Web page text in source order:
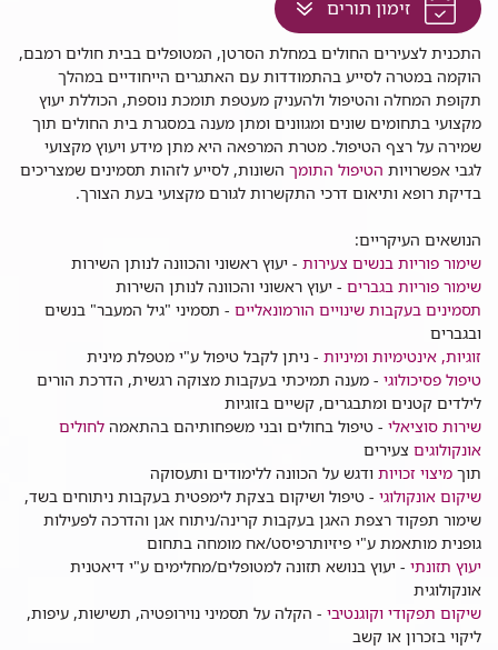
זימון תורים
למעבר
לתוכן
זה
בדף
מרפאת
צעירים
התכנית לצעירים החולים במחלת הסרטן, המטופלים בבית חולים רמבם,
הוקמה במטרה לסייע בהתמודדות עם האתגרים הייחודיים במהלך
תקופת המחלה והטיפול ולהעניק מעטפת תומכת נוספת, הכוללת יעוץ
מקצועי בתחומים שונים ומגוונים ומתן מענה במסגרת בית החולים תוך
שמירה על רצף הטיפול. מטרת המרפאה היא מתן מידע ויעוץ מקצועי
לגבי אפשרויות הטיפול התומך השונות, לסייע לזהות תסמינים שמצריכים
בדיקת רופא ותיאום דרכי התקשרות לגורם מקצועי בעת הצורך.
הנושאים העיקריים:
שימור פוריות בנשים צעירות - יעוץ ראשוני והכוונה לנותן השירות
שימור פוריות בגברים - יעוץ ראשוני והכוונה לנותן השירות
תסמינים בעקבות שינויים הורמונאליים - תסמיני "גיל המעבר" בנשים
ובגברים
זוגיות, אינטימיות ומיניות - ניתן לקבל טיפול ע"י מטפלת מינית
טיפול פסיכולוגי - מענה תמיכתי בעקבות מצוקה רגשית, הדרכת הורים
לילדים קטנים ומתבגרים, קשיים בזוגיות
שירות סוציאלי - טיפול בחולים ובני משפחותיהם בהתאמה לחולים
אונקולוגים צעירים
תוך מיצוי זכויות ודגש על הכוונה ללימודים ותעסוקה
שיקום אונקולוגי - טיפול ושיקום בצקת לימפטית בעקבות ניתוחים בשד,
שימור תפקוד רצפת האגן בעקבות קרינה/ניתוח אגן והדרכה לפעילות
גופנית מותאמת ע"י פיזיותרפיסט/אח מומחה בתחום
יעוץ תזונתי - יעוץ בנושא תזונה למטופלים/מחלימים ע"י דיאטנית
אונקולוגית
שיקום תפקודי וקוגנטיבי - הקלה על תסמיני נוירופטיה, תשישות, עיפות,
ליקוי בזכרון או קשב